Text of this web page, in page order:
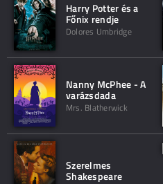
Harry Potter és a
Főnix rendje
Dolores Umbridge
Nanny McPhee - A
varázsdada
Mrs. Blatherwick
Szerelmes
Shakespeare